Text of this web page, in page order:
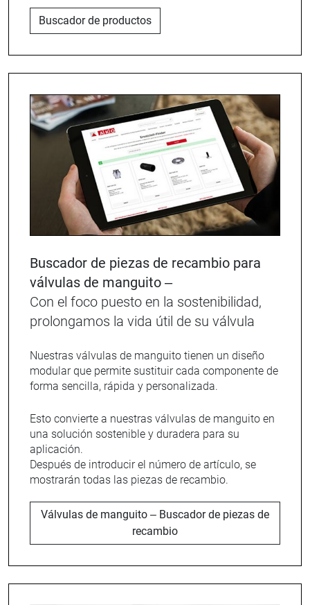
Buscador de productos
Buscador de piezas de recambio para
válvulas de manguito –
Con el foco puesto en la sostenibilidad,
prolongamos la vida útil de su válvula
Nuestras válvulas de manguito tienen un diseño
modular que permite sustituir cada componente de
forma sencilla, rápida y personalizada.
Esto convierte a nuestras válvulas de manguito en
una solución sostenible y duradera para su
aplicación.
Después de introducir el número de artículo, se
mostrarán todas las piezas de recambio.
Válvulas de manguito – Buscador de piezas de
recambio